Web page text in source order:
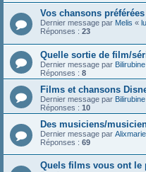
Vos chansons
Dernier message par Melis «
Réponses : 23
Quelle sortie de film/
Dernier message par Bilirubine
Réponses : 8
Films et chansons
Dernier message par Bilirubine
Réponses : 10
Des musiciens/
Dernier message par Alixmarie
Réponses : 69
Quels films vous ont le